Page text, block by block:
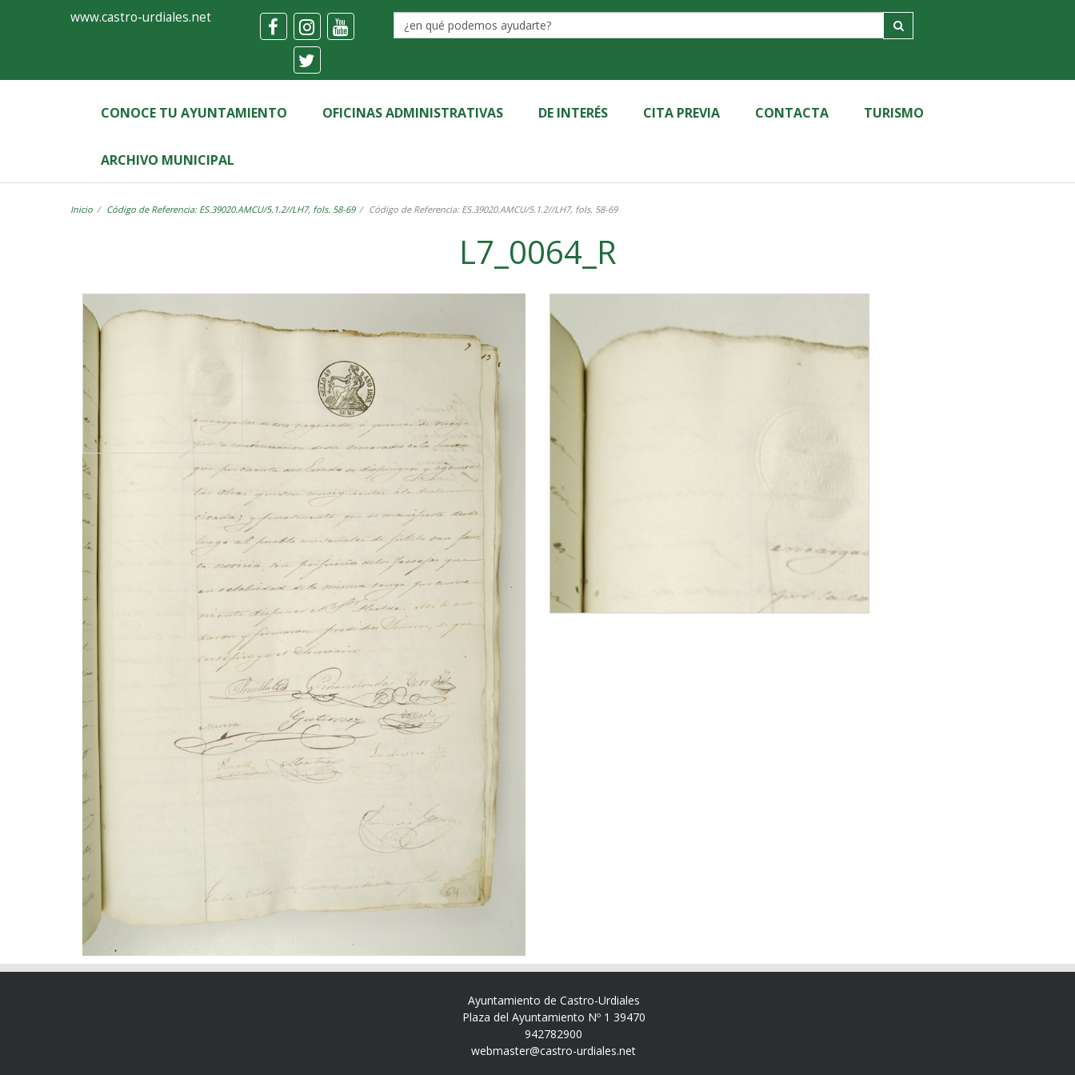
Ayuntamiento
Castro-
Urdiales
www.castro-urdiales.net
CONOCE TU AYUNTAMIENTO OFICINAS ADMINISTRATIVAS DE INTERÉS CITA PREVIA CONTACTA TURISMO
ARCHIVO MUNICIPAL
Inicio Código de Referencia: ES.39020.AMCU/5.1.2//LH7, fols. 58-69 Código de Referencia: ES.39020.AMCU/5.1.2//LH7, fols. 58-69
L7_0064_R
Ayuntamiento de Castro-Urdiales
Plaza del Ayuntamiento Nº 1 39470
942782900
webmaster@castro-urdiales.net